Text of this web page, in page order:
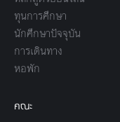
ทุนการศึกษา
นักศึกษาปัจจุบัน
การเดินทาง
หอพัก
คณะ